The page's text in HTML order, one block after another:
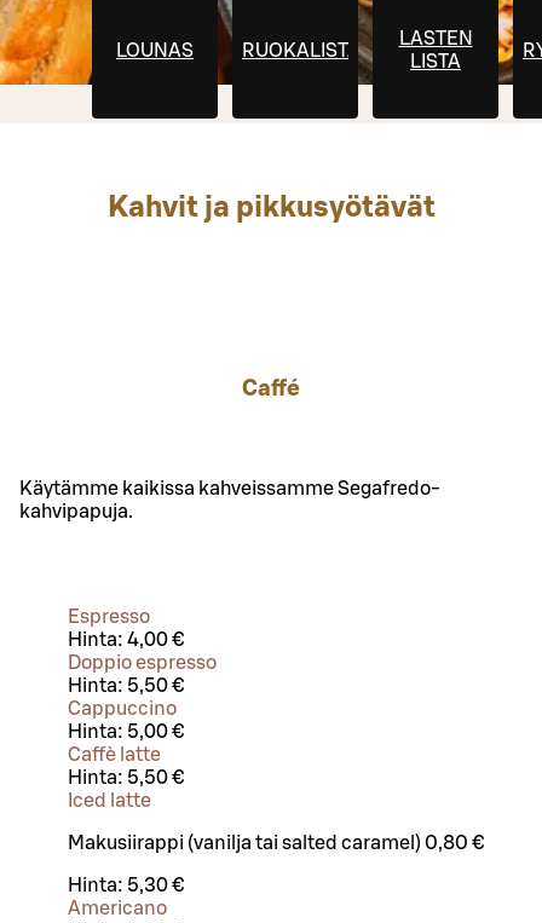
LOUNAS RUOKALISTA
LASTEN
LISTA
Kahvit ja pikkusyötävät
Caffé
Käytämme kaikissa kahveissamme Segafredo-
kahvipapuja.
Espresso
Hinta: 4,00 €
Doppio espresso
Hinta: 5,50 €
Cappuccino
Hinta: 5,00 €
Caffè latte
Hinta: 5,50 €
Iced latte
Makusiirappi (vanilja tai salted caramel) 0,80 €
Hinta: 5,30 €
Americano